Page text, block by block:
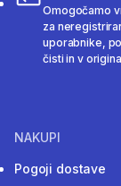
Omogočamo
za
uporabnike,
čisti in v
NAKUPI
Pogoji dostave